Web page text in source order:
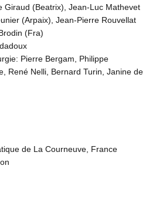
Giraud (Beatrix), Jean-Luc Mathevet
(Arpaix), Jean-Pierre Rouvellat
(Fra)
Pierre Bergam, Philippe
René Nelli, Bernard Turin, Janine de
de La Courneuve, France